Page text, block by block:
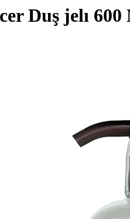
Duş jelı